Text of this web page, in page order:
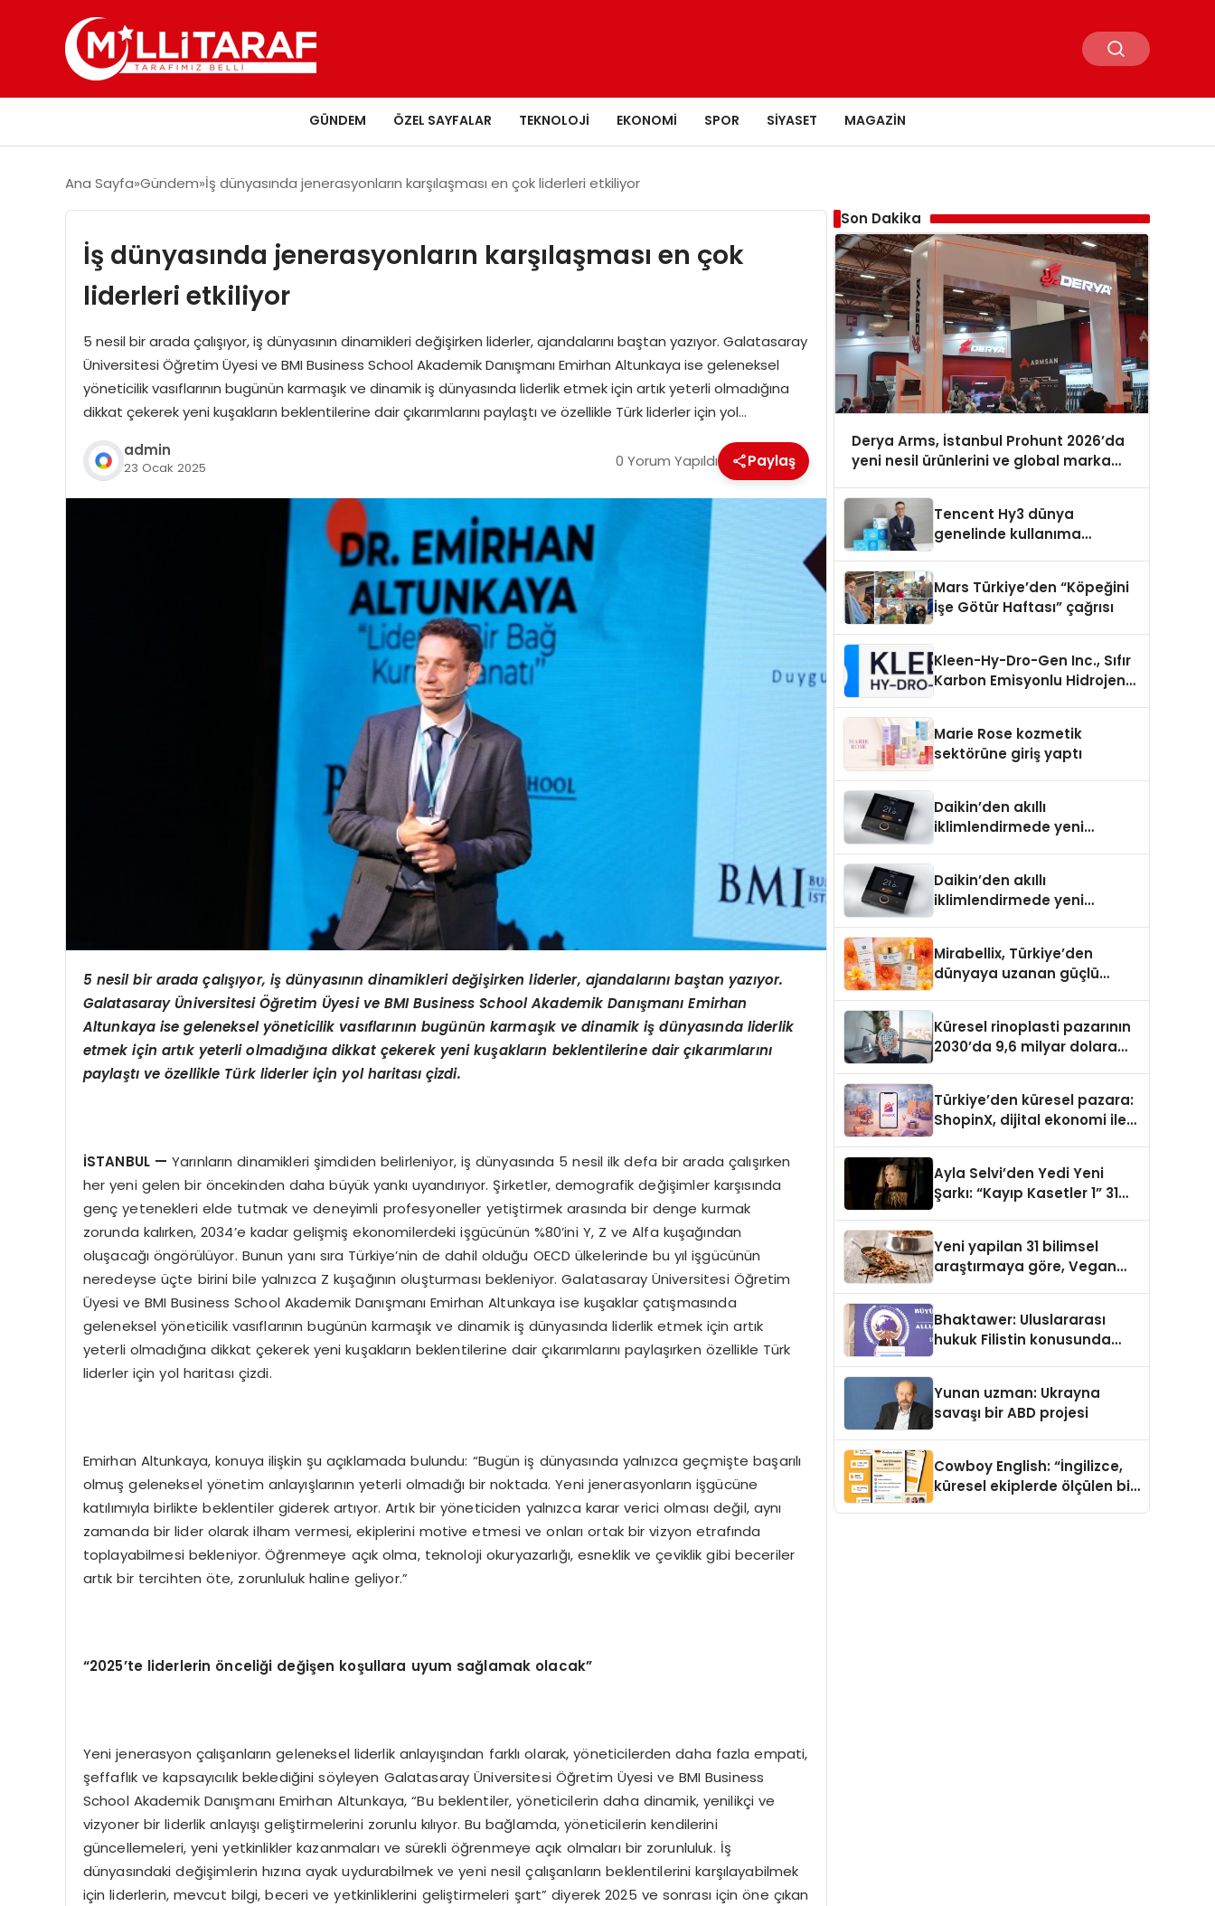
GÜNDEM ÖZEL SAYFALAR TEKNOLOJI EKONOMI SPOR SIYASET MAGAZIN
Ana Sayfa Gündem İş dünyasında jenerasyonların karşılaşması en çok liderleri etkiliyor
İş dünyasında jenerasyonların karşılaşması en çok
liderleri etkiliyor
5 nesil bir arada çalışıyor, iş dünyasının dinamikleri değişirken liderler, ajandalarını baştan yazıyor. Galatasaray
Üniversitesi Öğretim Üyesi ve BMI Business School Akademik Danışmanı Emirhan Altunkaya ise geleneksel
yöneticilik vasıflarının bugünün karmaşık ve dinamik iş dünyasında liderlik etmek için artık yeterli olmadığına
dikkat çekerek yeni kuşakların beklentilerine dair çıkarımlarını paylaştı ve özellikle Türk liderler için yol…
admin
23 Ocak 2025 0 Yorum Yapıldı Paylaş
5 nesil bir arada çalışıyor, iş dünyasının dinamikleri değişirken liderler, ajandalarını baştan yazıyor.
GalatasarayÜniversitesi Öğretim Üyesi ve BMI Business School Akademik Danışmanı Emirhan
Altunkaya ise geleneksel yöneticilik vasıflarının bugünün karmaşık ve dinamik iş dünyasında liderlik
etmek için artık yeterli olmadığına dikkat çekerek yeni kuşakların beklentilerine dair çıkarımlarını
paylaştı veözellikle Türk liderler için yol haritası çizdi.
İSTANBUL — Yarınların dinamikleri şimdiden belirleniyor, iş dünyasında 5 nesil ilk defa bir arada çalışırken
her yeni gelen bir öncekinden daha büyük yankı uyandırıyor. Şirketler, demografik değişimler karşısında
genç yetenekleri elde tutmak ve deneyimli profesyoneller yetiştirmek arasında bir denge kurmak
zorunda kalırken, 2034’e kadar gelişmiş ekonomilerdeki işgücünün %80’ini Y, Z ve Alfa kuşağından
oluşacağı öngörülüyor. Bunun yanı sıra Türkiye’nin de dahil olduğu OECD ülkelerinde bu yıl işgücünün
neredeyse üçte birini bile yalnızca Z kuşağının oluşturması bekleniyor. Galatasaray Üniversitesi Öğretim
Üyesi ve BMI Business School Akademik Danışmanı Emirhan Altunkaya ise kuşaklar çatışmasında
geleneksel yöneticilik vasıflarının bugünün karmaşık ve dinamik iş dünyasında liderlik etmek için artık
yeterli olmadığına dikkat çekerek yeni kuşakların beklentilerine dair çıkarımlarını paylaşırken özellikle Türk
liderler için yol haritası çizdi.
Emirhan Altunkaya, konuya ilişkin şu açıklamada bulundu: “Bugün iş dünyasında yalnızca geçmişte başarılı
olmuş geleneksel yönetim anlayışlarının yeterli olmadığı bir noktada. Yeni jenerasyonların işgücüne
katılımıyla birlikte beklentiler giderek artıyor. Artık bir yöneticiden yalnızca karar verici olması değil, aynı
zamanda bir lider olarak ilham vermesi, ekiplerini motive etmesi ve onları ortak bir vizyon etrafında
toplayabilmesi bekleniyor. Öğrenmeye açık olma, teknoloji okuryazarlığı, esneklik ve çeviklik gibi beceriler
artık bir tercihten öte, zorunluluk haline geliyor.”
“2025’te liderlerin önceliği değişen koşullara uyum sağlamak olacak”
Yeni jenerasyon çalışanların geleneksel liderlik anlayışından farklı olarak, yöneticilerden daha fazla empati,
şeffaflık ve kapsayıcılık beklediğini söyleyen Galatasaray Üniversitesi Öğretim Üyesi ve BMI Business
School Akademik Danışmanı Emirhan Altunkaya, “Bu beklentiler, yöneticilerin daha dinamik, yenilikçi ve
vizyoner bir liderlik anlayışı geliştirmelerini zorunlu kılıyor. Bu bağlamda, yöneticilerin kendilerini
güncellemeleri, yeni yetkinlikler kazanmaları ve sürekli öğrenmeye açık olmaları bir zorunluluk. İş
dünyasındaki değişimlerin hızına ayak uydurabilmek ve yeni nesil çalışanların beklentilerini karşılayabilmek
için liderlerin, mevcut bilgi, beceri ve yetkinliklerini geliştirmeleri şart” diyerek 2025 ve sonrası için öne çıkan
Son Dakika
Derya Arms, İstanbul Prohunt 2026’da
yeni nesil ürünlerini ve global marka
Tencent Hy3 dünya
genelinde kullanıma
Mars Türkiye’den “Köpeğini
İşe Götür Haftası” çağrısı
Kleen-Hy-Dro-Gen Inc., Sıfır
Karbon Emisyonlu Hidrojen
Aldı
Marie Rose kozmetik
sektörüne giriş yaptı
Daikin’den akıllı
iklimlendirmede yeni
Daikin’den akıllı
iklimlendirmede yeni
Mirabellix, Türkiye’den
dünyaya uzanan güçlü
Küresel rinoplasti pazarının
2030’da 9,6 milyar dolara
Türkiye’den küresel pazara:
ShopinX, dijital ekonomi ile
Ayla Selvi’den Yedi Yeni
Şarkı: “Kayıp Kasetler 1” 31
Yeni yapilan 31 bilimsel
araştırmaya göre, Vegan
Sindirildiğini Ortaya Koydu
Bhaktawer: Uluslararası
hukuk Filistin konusunda
Yunan uzman: Ukrayna
savaşı bir ABD projesi
Cowboy English: “İngilizce,
küresel ekiplerde ölçülen bir